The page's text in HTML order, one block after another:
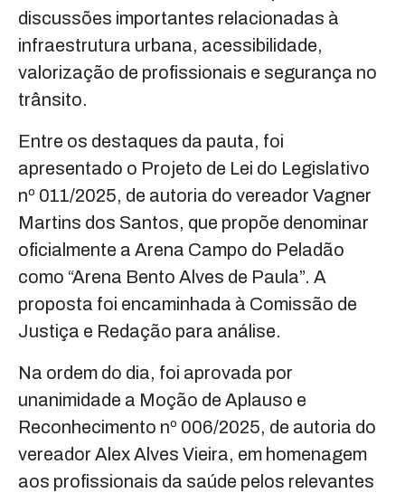
discussões importantes relacionadas à
infraestrutura urbana, acessibilidade,
valorização de profissionais e segurança no
trânsito.
Entre os destaques da pauta, foi
apresentado o Projeto de Lei do Legislativo
nº 011/2025, de autoria do vereador Vagner
Martins dos Santos, que propõe denominar
oficialmente a Arena Campo do Peladão
como “Arena Bento Alves de Paula”. A
proposta foi encaminhada à Comissão de
Justiça e Redação para análise.
Na ordem do dia, foi aprovada por
unanimidade a Moção de Aplauso e
Reconhecimento nº 006/2025, de autoria do
vereador Alex Alves Vieira, em homenagem
aos profissionais da saúde pelos relevantes